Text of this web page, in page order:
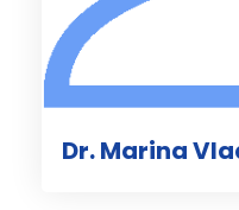
Dr. Marina